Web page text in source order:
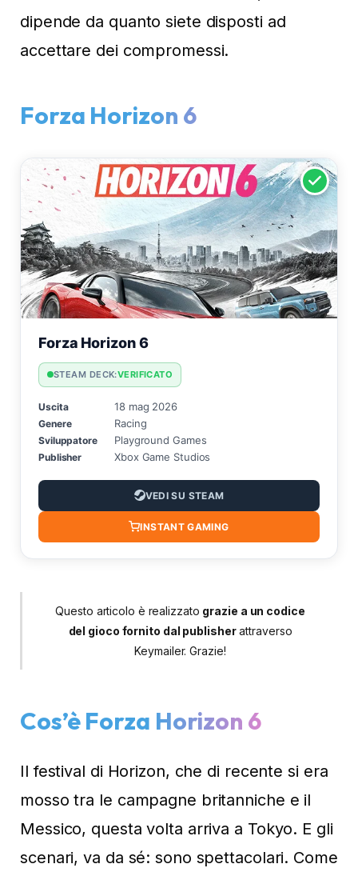
dipende da quanto siete disposti ad
accettare dei compromessi.
Forza Horizon 6
Questo articolo è realizzato grazie a un codice
del gioco fornito dal publisherattraverso
Keymailer. Grazie!
Cos’è Forza Horizon 6
Il festival di Horizon, che di recente si era
mosso tra le campagne britanniche e il
Messico, questa volta arriva a Tokyo. E gli
scenari, va da sé: sono spettacolari. Come